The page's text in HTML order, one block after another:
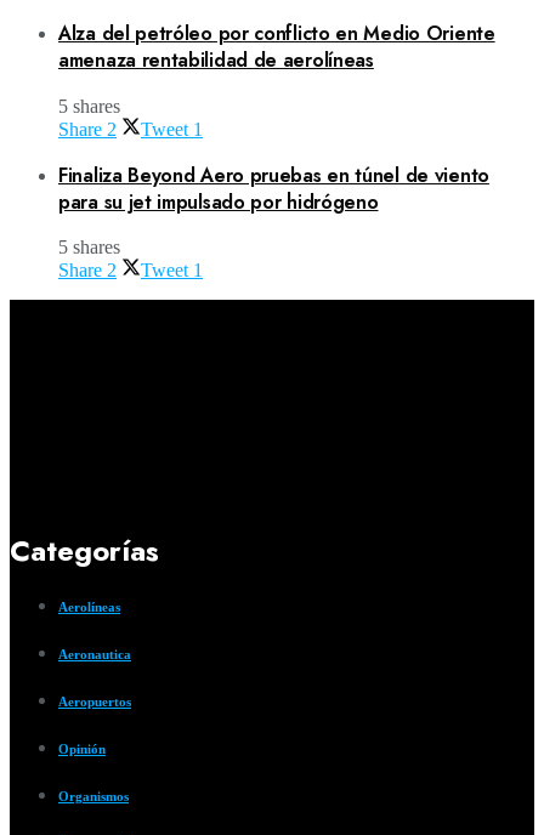
Alza del petróleo por conflicto en Medio Oriente
amenaza rentabilidad de aerolíneas
5 shares
Share 2 Tweet 1
Finaliza Beyond Aero pruebas en túnel de viento
para su jet impulsado por hidrógeno
5 shares
Share 2 Tweet 1
Categorías
Aerolíneas
Aeronautica
Aeropuertos
Opinión
Organismos